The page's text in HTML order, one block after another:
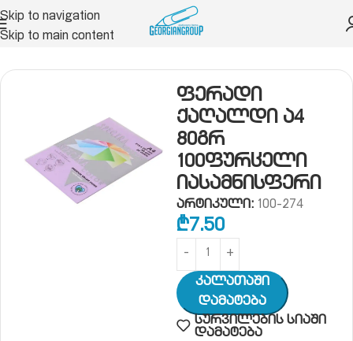
Skip to navigation
Skip to main content
ქაღალდი ფერადი ქაღალდი 100 ფურცელი
ფერადი
ქაღალდი ა4
80გრ
100ფურცელი
იასამნისფერი
არტიკული: 100-274
₾7.50
Კალათაში
Დამატება
სურვილების სიაში
დამატება